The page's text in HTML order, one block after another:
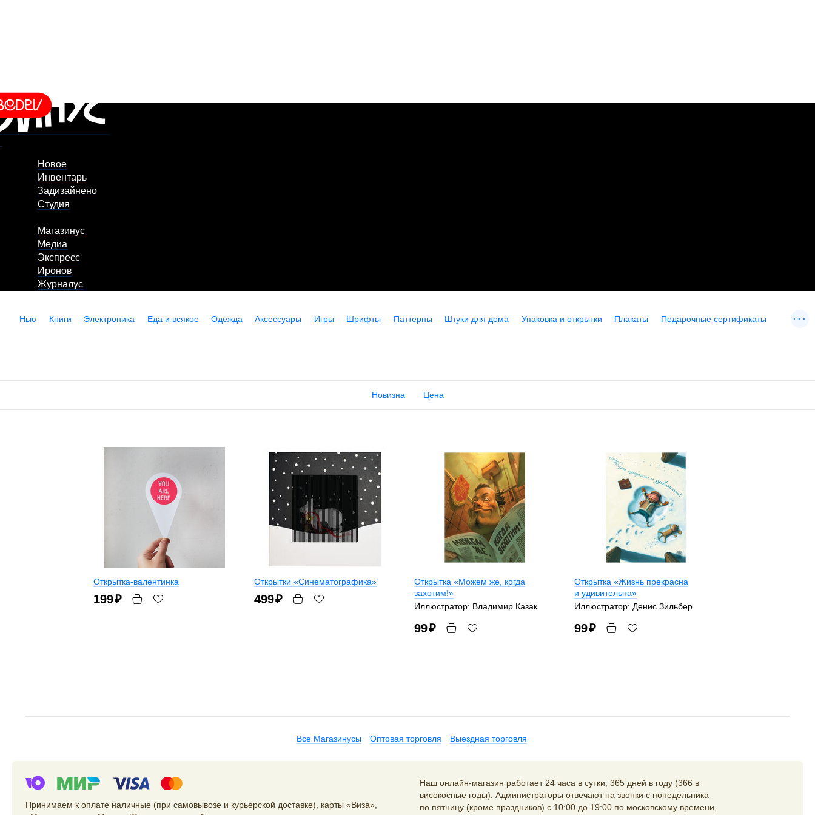
Новое
Инвентарь
Задизайнено
Студия
Магазинус
Медиа
Экспресс
Иронов
Журналус
Нью Книги Электроника Еда и всякое Одежда Аксессуары Игры Шрифты Паттерны Штуки для дома Упаковка и открытки Плакаты Подарочные сертификаты ...
Новизна Цена
Открытка-валентинка
199₽
Открытки «Синематографика»
499₽
Открытка «Можем же, когда
захотим!»
Иллюстратор: Владимир Казак
99₽
Открытка «Жизнь прекрасна
и удивительна»
Иллюстратор: Денис Зильбер
99₽
Все Магазинусы Оптовая торговля Выездная торговля
Принимаем к оплате наличные (при самовывозе и курьерской доставке), карты «Виза»,
Наш онлайн-магазин работает 24 часа в сутки, 365 дней в году (366 в
високосные годы). Администраторы отвечают на звонки с понедельника
по пятницу (кроме праздников) с 10:00 до 19:00 по московскому времени,